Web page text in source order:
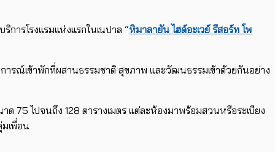
การโรงแรมแห่งแรกในเนปาล “หิมาลายัน ไฮด์อะเวย์ รีสอร์ท โพ
ารณ์เข้าพักที่ผสานธรรมชาติ สุขภาพ และวัฒนธรรมเข้าด้วยกันอย่าง
75 ไปจนถึง 128 ตารางเมตร แต่ละห้องมาพร้อมสวนหรือระเบียง
เพื่อน